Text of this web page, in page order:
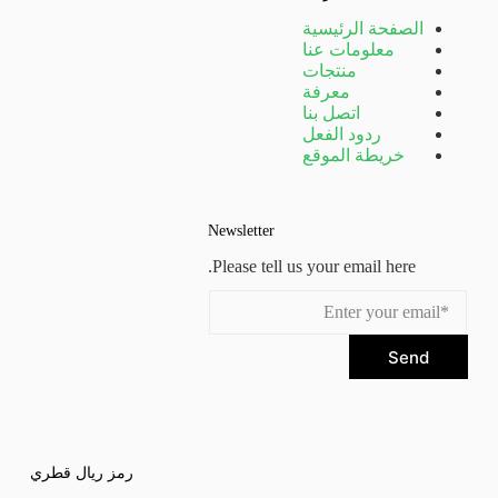
الصفحة الرئيسية
معلومات عنا
منتجات
معرفة
اتصل بنا
ردود الفعل
خريطة الموقع
Newsletter
Please tell us your email here.
Send
رمز ريال قطري